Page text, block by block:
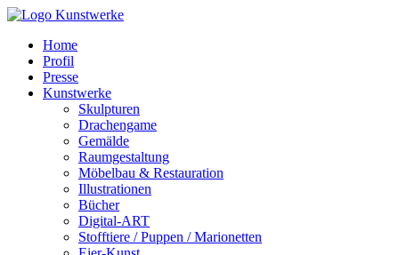
Home
Profil
Presse
Kunstwerke
Skulpturen
Drachengame
Gemälde
Raumgestaltung
Möbelbau & Restauration
Illustrationen
Bücher
Digital-ART
Stofftiere / Puppen / Marionetten